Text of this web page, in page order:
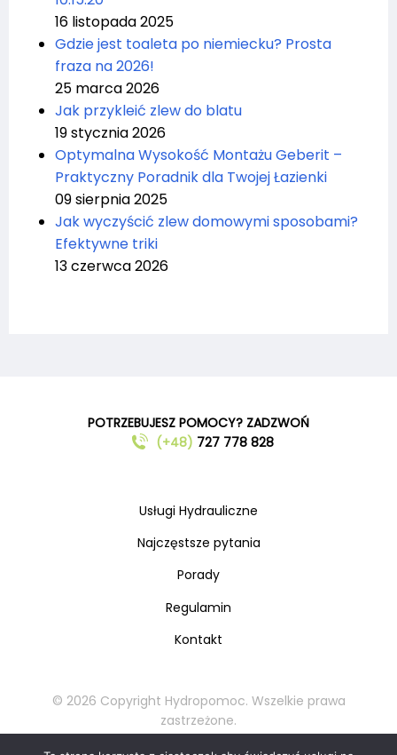
16 listopada 2025
Gdzie jest toaleta po niemiecku? Prosta
fraza na 2026!
25 marca 2026
Jak przykleić zlew do blatu
19 stycznia 2026
Optymalna Wysokość Montażu Geberit –
Praktyczny Poradnik dla Twojej Łazienki
09 sierpnia 2025
Jak wyczyścić zlew domowymi sposobami?
Efektywne triki
13 czerwca 2026
POTRZEBUJESZ POMOCY? ZADZWOŃ
(+48) 727 778 828
Usługi Hydrauliczne
Najczęstsze pytania
Porady
Regulamin
Kontakt
© 2026 Copyright Hydropomoc. Wszelkie prawa
zastrzeżone.